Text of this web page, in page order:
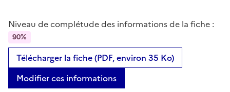
Niveau de complétude des informations de la fiche :
90%
Télécharger la fiche (PDF, environ 35 Ko)
Modifier ces informations